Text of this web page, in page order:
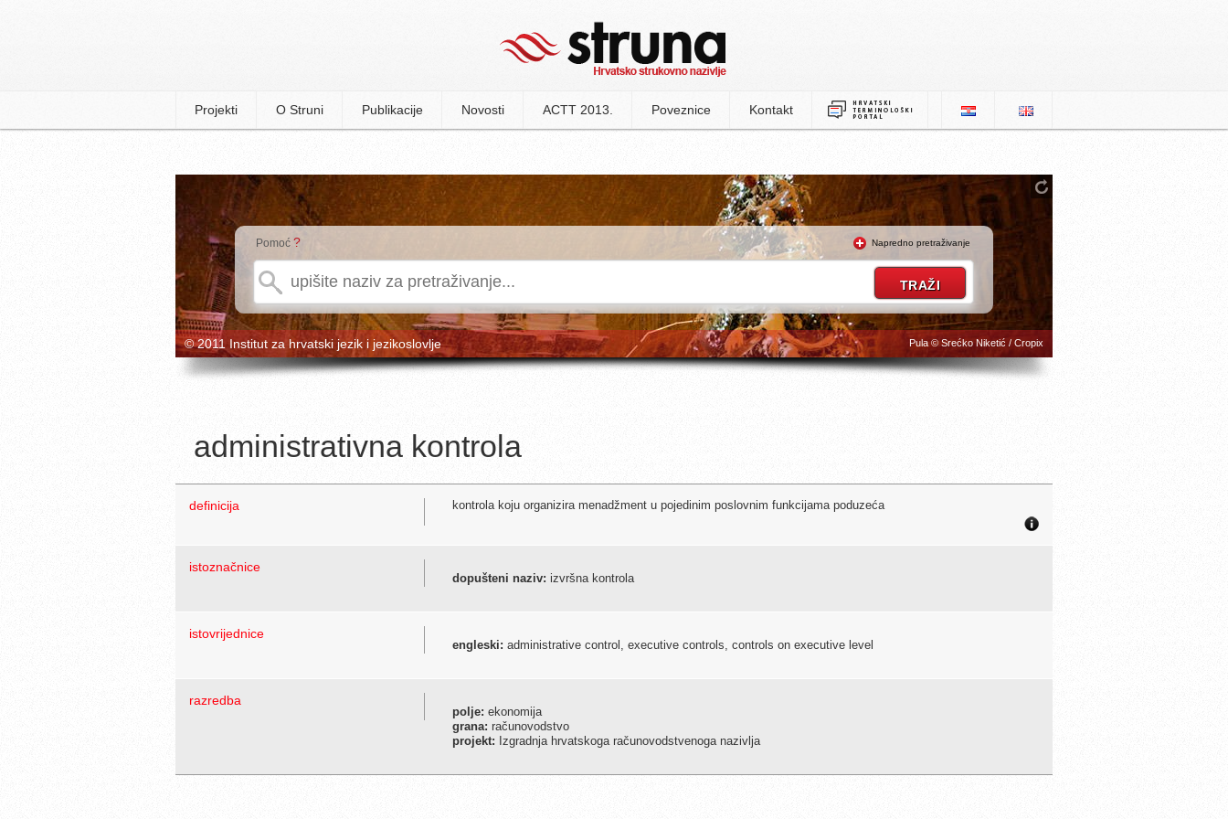
Projekti O Struni Publikacije Novosti ACTT 2013. Poveznice Kontakt
Pomoć ? Napredno pretraživanje
© 2011 Institut za hrvatski jezik i jezikoslovlje Pula © Srećko Niketić / Cropix
administrativna kontrola
definicija kontrola koju organizira menadžment u pojedinim poslovnim funkcijama poduzeća
istoznačnice
dopušteni naziv: izvršna kontrola
istovrijednice
engleski: administrative control, executive controls, controls on executive level
razredba
polje: ekonomija
grana: računovodstvo
projekt: Izgradnja hrvatskoga računovodstvenoga nazivlja